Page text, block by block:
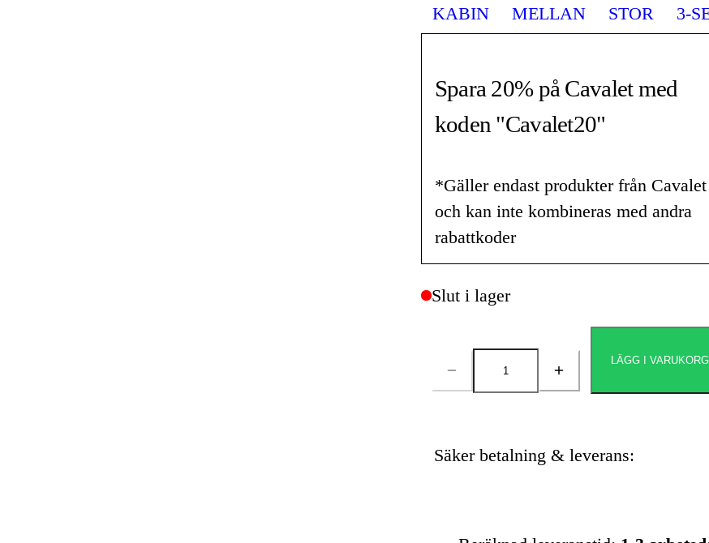
KABIN MELLAN STOR 3-
Spara 20% på Cavalet med
koden "Cavalet20"
*Gäller endast produkter från Cavalet
och kan inte kombineras med andra
rabattkoder
Slut i lager
Antal
LÄGG I
Säker betalning & leverans: